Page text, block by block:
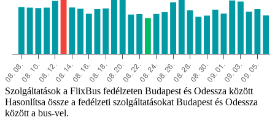
Szolgáltatások a FlixBus fedélzeten Budapest és Odessza között
Hasonlítsa össze a fedélzeti szolgáltatásokat Budapest és Odessza
között a bus-vel.